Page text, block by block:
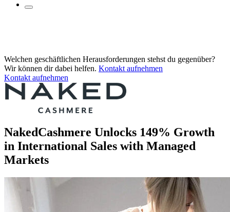
Welchen geschäftlichen Herausforderungen stehst du gegenüber?
Wir können dir dabei helfen. Kontakt aufnehmen
Kontakt aufnehmen
NakedCashmere Unlocks 149% Growth
in International Sales with Managed
Markets